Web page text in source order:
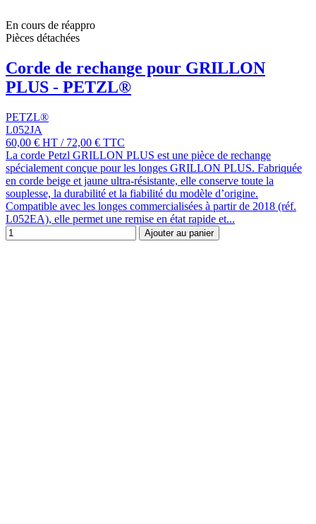
En cours de réappro
Pièces détachées
Corde de rechange pour GRILLON
PLUS - PETZL®
PETZL®
L052JA
60,00 € HT / 72,00 € TTC
La corde Petzl GRILLON PLUS est une pièce de rechange
spécialement conçue pour les longes GRILLON PLUS. Fabriquée
en corde beige et jaune ultra-résistante, elle conserve toute la
souplesse, la durabilité et la fiabilité du modèle d’origine.
Compatible avec les longes commercialisées à partir de 2018 (réf.
L052EA), elle permet une remise en état rapide et...
Ajouter au panier